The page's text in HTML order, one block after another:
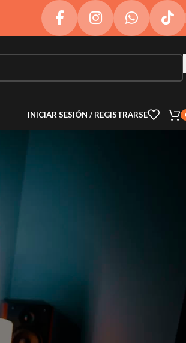
INICIAR SESIÓN / REGISTRARSE